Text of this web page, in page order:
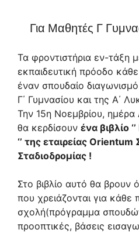
Για Μαθητές Γ
Τα φροντιστήρια εν-τάξη
εκπαιδευτική πρόοδο
έναν σπουδαίο
Γ΄ Γυμνασίου και της Α΄
Την 15η Νοεμβρίου, ημέρα
θα κερδίσουν ένα βιβλίο
‘’ της εταιρείας Orientum
Σταδιοδρομίας !
Στο βιβλίο αυτό θα βρουν
που χρειάζονται για κάθε
σχολή(πρόγραμμα
προοπτικές, βάσεις